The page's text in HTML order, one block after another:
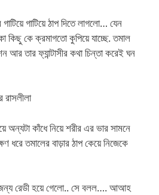
গাটিয়ে ঠাপ দিতে লাগলো… যেন
কিছু কে ক্রমাগতো কুপিয়ে যাচ্ছে. তমাল
আর তার ফ্যান্টাসীর কথা চিন্তা করেই ঘন
অন্যটা কাঁধে নিয়ে শরীর এর ভার সামনে
ধরে তমালের বাড়ার ঠাপ কেয়ে নিজেকে
রেডী হয়ে গেলো.. সে বলল…. আআহ